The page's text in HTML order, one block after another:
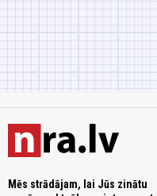
Mēs strādājam, lai Jūs zinātu